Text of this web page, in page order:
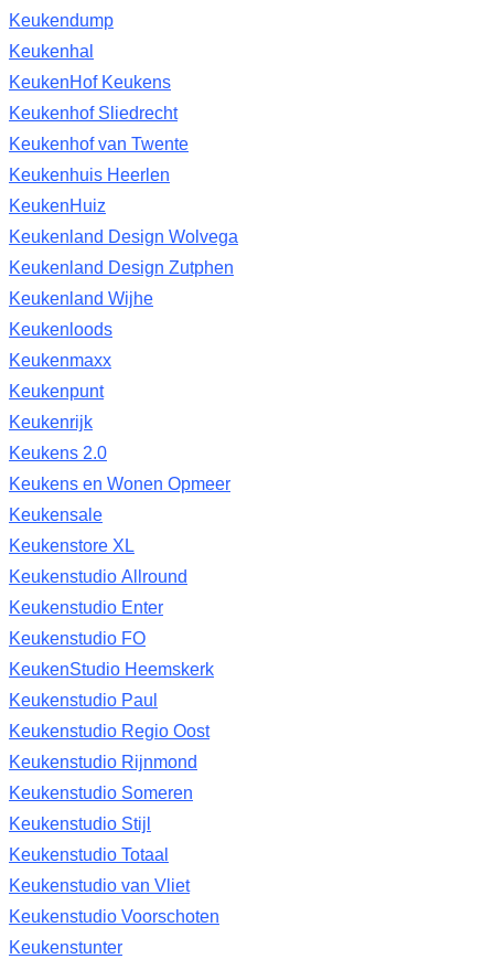
Keukendump
Keukenhal
KeukenHof Keukens
Keukenhof Sliedrecht
Keukenhof van Twente
Keukenhuis Heerlen
KeukenHuiz
Keukenland Design Wolvega
Keukenland Design Zutphen
Keukenland Wijhe
Keukenloods
Keukenmaxx
Keukenpunt
Keukenrijk
Keukens 2.0
Keukens en Wonen Opmeer
Keukensale
Keukenstore XL
Keukenstudio Allround
Keukenstudio Enter
Keukenstudio FO
KeukenStudio Heemskerk
Keukenstudio Paul
Keukenstudio Regio Oost
Keukenstudio Rijnmond
Keukenstudio Someren
Keukenstudio Stijl
Keukenstudio Totaal
Keukenstudio van Vliet
Keukenstudio Voorschoten
Keukenstunter